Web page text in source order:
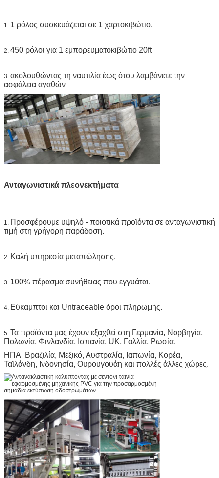
1. 1 ρόλος συσκευάζεται σε 1 χαρτοκιβώτιο.
2. 450 ρόλοι για 1 εμπορευματοκιβώτιο 20ft
3. ακολουθώντας τη ναυτιλία έως ότου λαμβάνετε την
ασφάλεια αγαθών
Ανταγωνιστικά πλεονεκτήματα
1. Προσφέρουμε υψηλό - ποιοτικά προϊόντα σε ανταγωνιστική
τιμή στη γρήγορη παράδοση.
2. Καλή υπηρεσία μεταπώλησης.
3. 100% πέρασμα συνήθειας που εγγυάται.
4. Εύκαμπτοι και Untraceable όροι πληρωμής.
5. Τα προϊόντα μας έχουν εξαχθεί στη Γερμανία, Νορβηγία,
Πολωνία, Φινλανδία, Ισπανία, UK, Γαλλία, Ρωσία,
ΗΠΑ, Βραζιλία, Μεξικό, Αυστραλία, Ιαπωνία, Κορέα,
Ταϊλάνδη, Ινδονησία, Ουρουγουάη και πολλές άλλες χώρες.